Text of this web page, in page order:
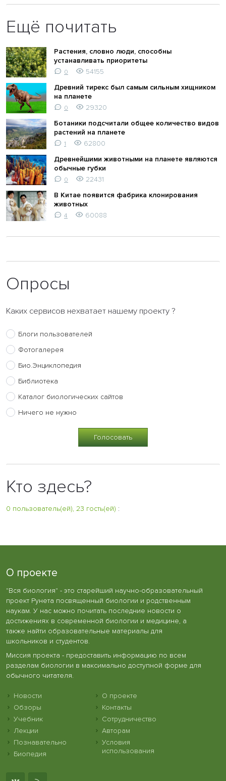
Ещё почитать
Растения, словно люди, способны
устанавливать приоритеты
0
54155
Древний тирекс был самым сильным хищником
на планете
0
29320
Ботаники подсчитали общее количество видов
растений на планете
1
62800
Древнейшими животными на планете являются
обычные губки
0
22431
В Китае появится фабрика клонирования
животных
4 60088
Опросы
Каких сервисов нехватает нашему проекту ?
Блоги пользователей
Фотогалерея
Био.Энциклопедия
Библиотека
Каталог биологических сайтов
Ничего не нужно
Кто здесь?
0 пользователь(ей), 23 гость(ей) :
О проекте
"Вся биология" - это старейший научно-образовательный
проект Рунета посвященный биологии и родственным
наукам. У нас можно почитать последние новости о
достижениях в современной биологии и медицине, а
также найти образовательные материалы для
школьников и студентов.
Миссия проекта - предоставить информацию по всем
разделам биологии в максимально доступной форме для
обычного читателя.
Новости
Обзоры
Учебник
Лекции
Познавательно
Биопедия
О проекте
Контакты
Сотрудничество
Авторам
Условия
использования